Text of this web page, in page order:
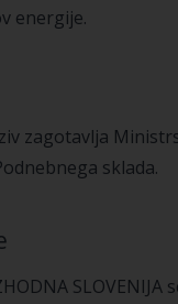
energije.
zagotavlja
sklada.